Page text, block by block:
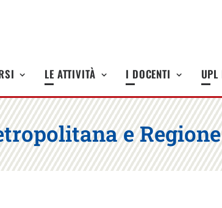
LE ATTIVITÀ I DOCENTI UPL
e Regione